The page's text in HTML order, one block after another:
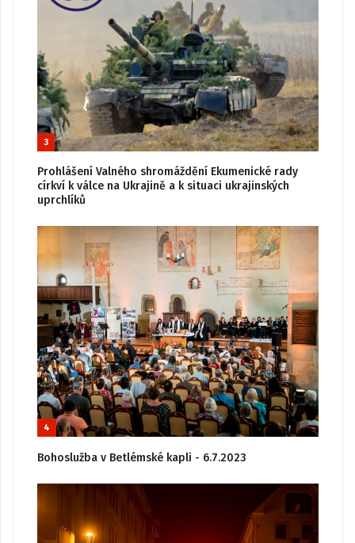
3
Prohlášení Valného shromáždění Ekumenické rady
církví k válce na Ukrajině a k situaci ukrajinských
uprchlíků
4
Bohoslužba v Betlémské kapli - 6.7.2023